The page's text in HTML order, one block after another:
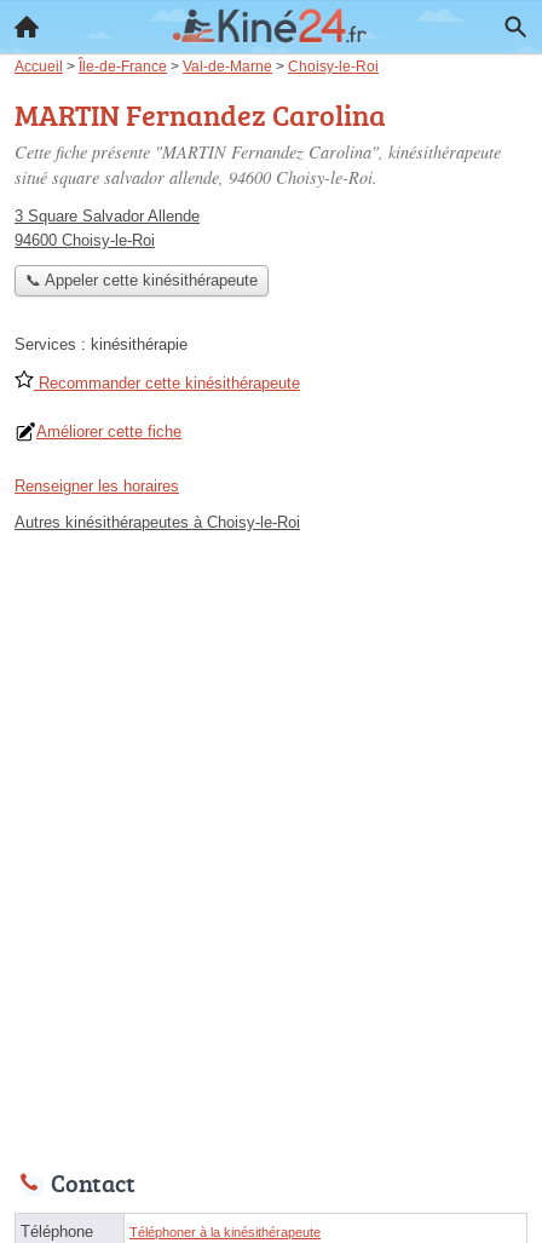
Accueil > Île-de-France > Val-de-Marne > Choisy-le-Roi
MARTIN Fernandez Carolina
Cette fiche présente "MARTIN Fernandez Carolina", kinésithérapeute
situé square salvador allende, 94600 Choisy-le-Roi.
3 Square Salvador Allende
94600 Choisy-le-Roi
📞 Appeler cette kinésithérapeute
Services : kinésithérapie
Recommander cette kinésithérapeute
Améliorer cette fiche
Renseigner les horaires
Autres kinésithérapeutes à Choisy-le-Roi
Contact
Téléphone Téléphoner à la kinésithérapeute